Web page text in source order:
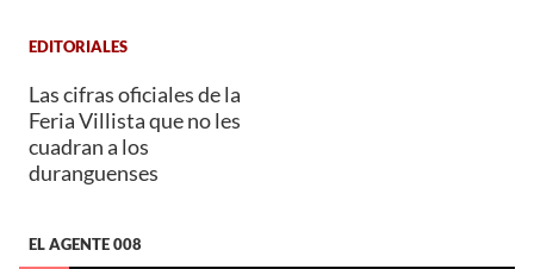
EDITORIALES
Las cifras oficiales de la
Feria Villista que no les
cuadran a los
duranguenses
EL AGENTE 008